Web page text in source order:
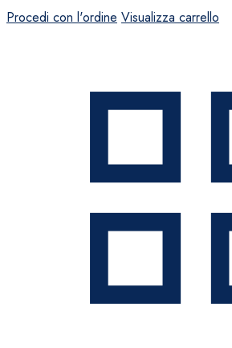
Procedi con l'ordine Visualizza carrello